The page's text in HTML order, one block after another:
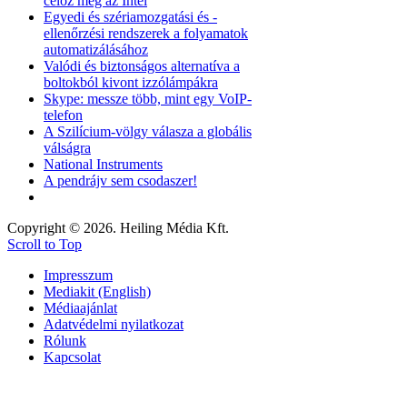
Egyedi és szériamozgatási és -
ellenőrzési rendszerek a folyamatok
automatizálásához
Valódi és biztonságos alternatíva a
boltokból kivont izzólámpákra
Skype: messze több, mint egy VoIP-
telefon
A Szilícium-völgy válasza a globális
válságra
National Instruments
A pendrájv sem csodaszer!
Copyright © 2026. Heiling Média Kft.
Scroll to Top
Impresszum
Mediakit (English)
Médiaajánlat
Adatvédelmi nyilatkozat
Rólunk
Kapcsolat